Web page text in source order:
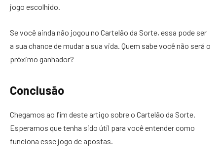
jogo escolhido.
Se você ainda não jogou no Cartelão da Sorte, essa pode ser
a sua chance de mudar a sua vida. Quem sabe você não será o
próximo ganhador?
Conclusão
Chegamos ao fim deste artigo sobre o Cartelão da Sorte.
Esperamos que tenha sido útil para você entender como
funciona esse jogo de apostas.